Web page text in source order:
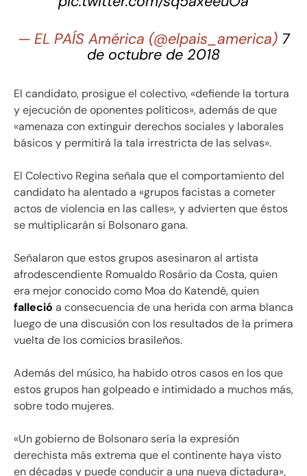
— EL PAÍS América (@elpais_america) 7
de octubre de 2018
El candidato, prosigue el colectivo, «defiende la tortura
y ejecución de oponentes políticos», además de que
«amenaza con extinguir derechos sociales y laborales
básicos y permitirá la tala irrestricta de las selvas».
El Colectivo Regina señala que el comportamiento del
candidato ha alentado a «grupos facistas a cometer
actos de violencia en las calles», y advierten que éstos
se multiplicarán si Bolsonaro gana.
Señalaron que estos grupos asesinaron al artista
afrodescendiente Romualdo Rosário da Costa, quien
era mejor conocido como Moa do Katendê, quien
falleció a consecuencia de una herida con arma blanca
luego de una discusión con los resultados de la primera
vuelta de los comicios brasileños.
Además del músico, ha habido otros casos en los que
estos grupos han golpeado e intimidado a muchos más,
sobre todo mujeres.
«Un gobierno de Bolsonaro sería la expresión
derechista más extrema que el continente haya visto
en décadas y puede conducir a una nueva dictadura»,